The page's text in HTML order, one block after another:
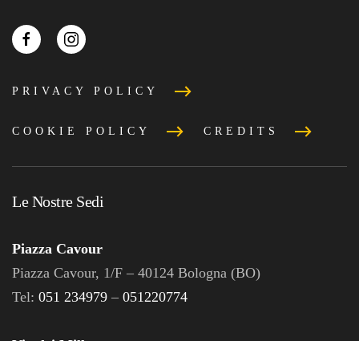
PRIVACY POLICY
COOKIE POLICY CREDITS
Le Nostre Sedi
Piazza Cavour
Piazza Cavour, 1/F – 40124 Bologna (BO)
Tel: 051 234979 – 051220774